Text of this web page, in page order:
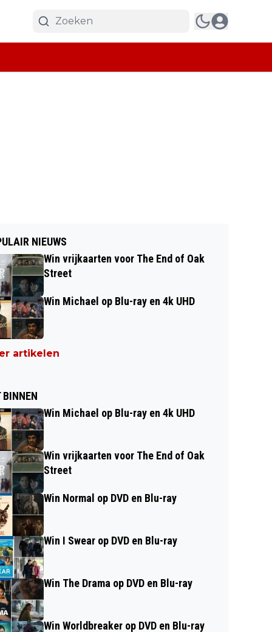
NIEUWS
Win vrijkaarten voor The End of Oak
Street
Win Michael op Blu-ray en 4k UHD
artikelen
BINNEN
Win Michael op Blu-ray en 4k UHD
Win vrijkaarten voor The End of Oak
Street
Win Normal op DVD en Blu-ray
Win I Swear op DVD en Blu-ray
Win The Drama op DVD en Blu-ray
Win Worldbreaker op DVD en Blu-ray